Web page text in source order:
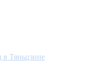
в Тяньцзине